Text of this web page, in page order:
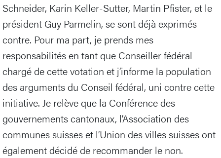
Schneider, Karin Keller-Sutter, Martin Pfister, et le
président Guy Parmelin, se sont déjà exprimés
contre. Pour ma part, je prends mes
responsabilités en tant que Conseiller fédéral
chargé de cette votation et j’informe la population
des arguments du Conseil fédéral, uni contre cette
initiative. Je relève que la Conférence des
gouvernements cantonaux, l’Association des
communes suisses et l’Union des villes suisses ont
également décidé de recommander le non.